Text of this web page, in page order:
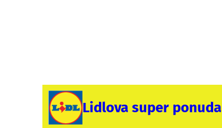
Lidlova super ponuda